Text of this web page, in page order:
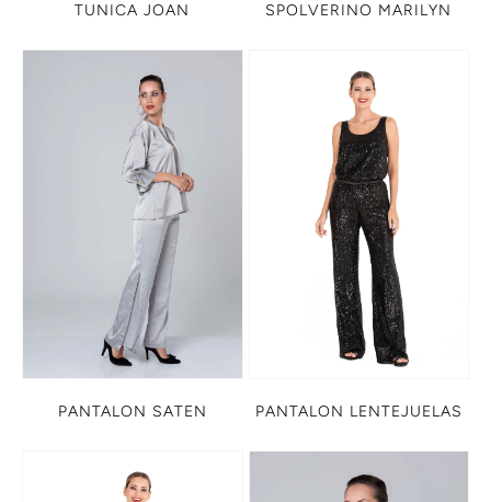
TUNICA JOAN SPOLVERINO MARILYN
PANTALON SATEN PANTALON LENTEJUELAS